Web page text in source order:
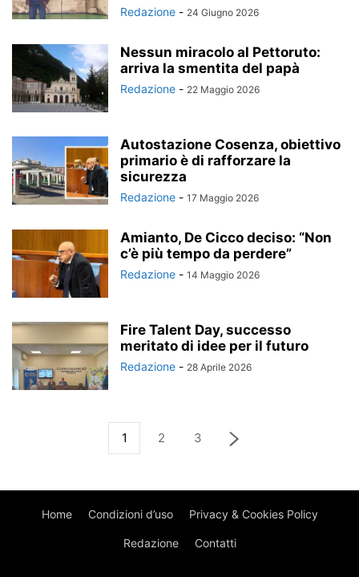
Redazione - 24 Giugno 2026
Nessun miracolo al Pettoruto:
arriva la smentita del papà
Redazione - 22 Maggio 2026
Autostazione Cosenza, obiettivo
primario è di rafforzare la
sicurezza
Redazione - 17 Maggio 2026
Amianto, De Cicco deciso: “Non
c’è più tempo da perdere”
Redazione - 14 Maggio 2026
Fire Talent Day, successo
meritato di idee per il futuro
Redazione - 28 Aprile 2026
1 2 3
Home Condizioni d’uso Privacy & Cookies Policy
Redazione Contatti